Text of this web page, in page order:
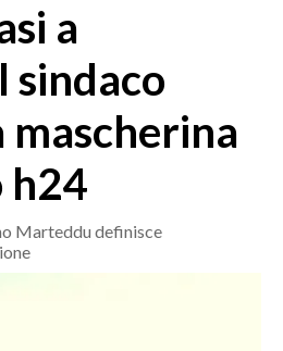
a
sindaco
mascherina
h24
Marteddu definisce